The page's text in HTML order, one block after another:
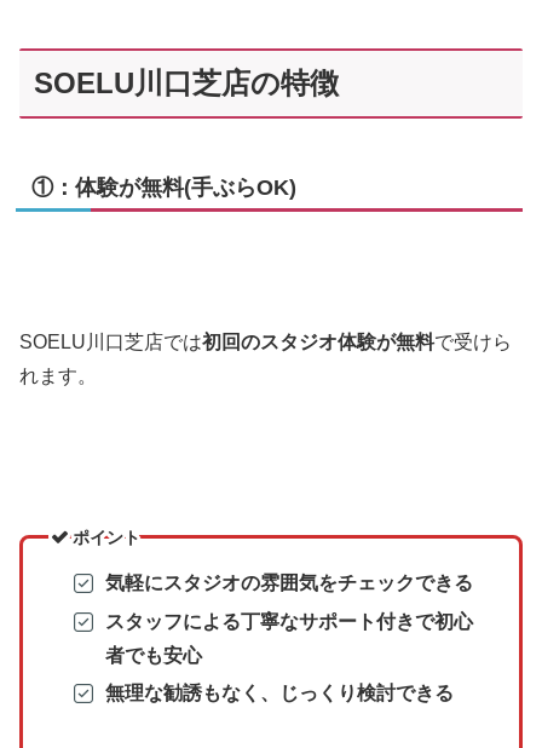
SOELU川口芝店の特徴
①：体験が無料(手ぶらOK)
SOELU川口芝店では初回のスタジオ体験が無料で受けら
れます。
ポイント
気軽にスタジオの雰囲気をチェックできる
スタッフによる丁寧なサポート付きで初心
者でも安心
無理な勧誘もなく、じっくり検討できる